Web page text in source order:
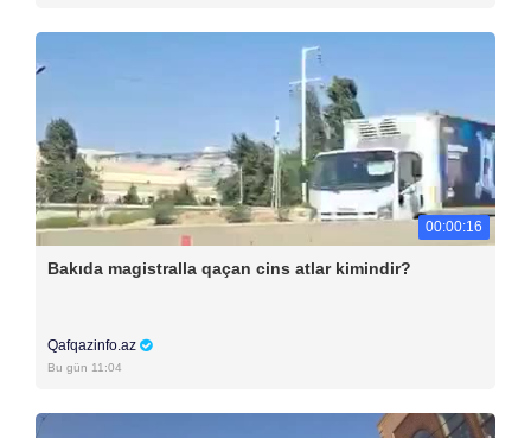
00:00:16
Bakıda magistralla qaçan cins atlar kimindir?
Qafqazinfo.az
Bu gün 11:04